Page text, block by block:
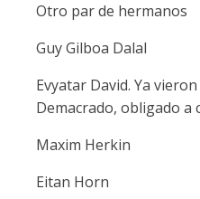
Otro par de hermanos
Guy Gilboa Dalal
Evyatar David. Ya
Demacrado, obligado a
Maxim Herkin
Eitan Horn